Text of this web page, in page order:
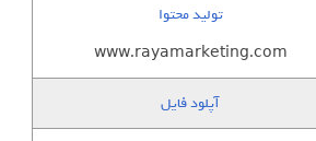
تولید محتوا
www.rayamarketing.com
آپلود فایل